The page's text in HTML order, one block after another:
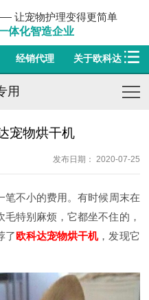
让宠物护理变得更简单
体化智造企业
经销代理 关于欧科达
用
宠物烘干机
发布日期： 2020-07-25
笔不小的费用。有时候周末在
特别麻烦，它都坐不住的，
了欧科达宠物烘干机，发现它